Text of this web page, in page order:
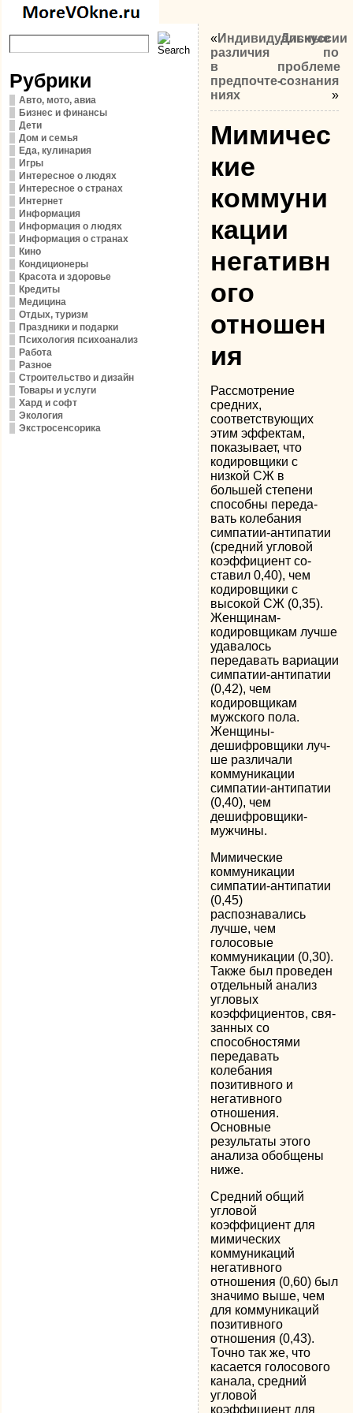
Рубрики
Авто, мото, авиа
Бизнес и финансы
Дети
Дом и семья
Еда, кулинария
Игры
Интересное о людях
Интересное о странах
Интернет
Информация
Информация о людях
Информация о странах
Кино
Кондиционеры
Красота и здоровье
Кредиты
Медицина
Отдых, туризм
Праздники и подарки
Психология психоанализ
Работа
Разное
Строительство и дизайн
Товары и услуги
Хард и софт
Экология
Экстросенсорика
«Индивидуальные
различия
в
предпочте­
ниях
Дискуссии
по
проблеме
сознания
»
Мимичес
кие
коммуни
ка­ции
негативн
ого
отношен
ия
Рассмотрение
средних,
соответствующих
этим эффектам,
показы­вает, что
кодировщики с
низкой СЖ в
большей степени
способны переда­
вать колебания
симпатии-антипатии
(средний угловой
коэффициент со­
ставил 0,40), чем
кодировщики с
высокой СЖ (0,35).
Женщинам-
кодировщикам лучше
удавалось
передавать вариации
симпатии-антипатии
(0,42), чем
кодировщикам
мужского пола.
Женщины-
дешифровщики луч­
ше различали
коммуникации
симпатии-антипатии
(0,40), чем
дешифровщики-
мужчины.
Мимические
коммуникации
симпатии-антипатии
(0,45)
распознавались
лучше, чем
голосовые
коммуникации (0,30).
Также был проведен
отдельный анализ
угловых
коэффициентов, свя­
занных со
способностями
передавать
колебания
позитивного и
негатив­ного
отношения.
Основные
результаты этого
анализа обобщены
ниже.
Средний общий
угловой
коэффициент для
мимических
коммуника­ций
негативного
отношения (0,60) был
значимо выше, чем
для коммуни­каций
позитивного
отношения (0,43).
Точно так же, что
касается голосо­вого
канала, средний
угловой
коэффициент для